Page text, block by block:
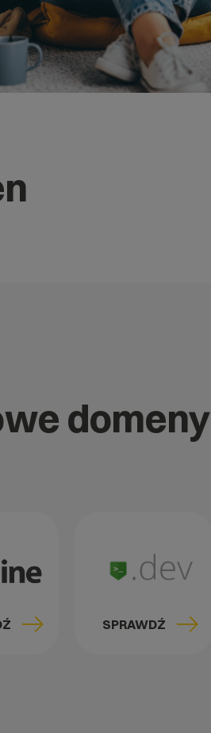
domeny
SPRAWDŹ